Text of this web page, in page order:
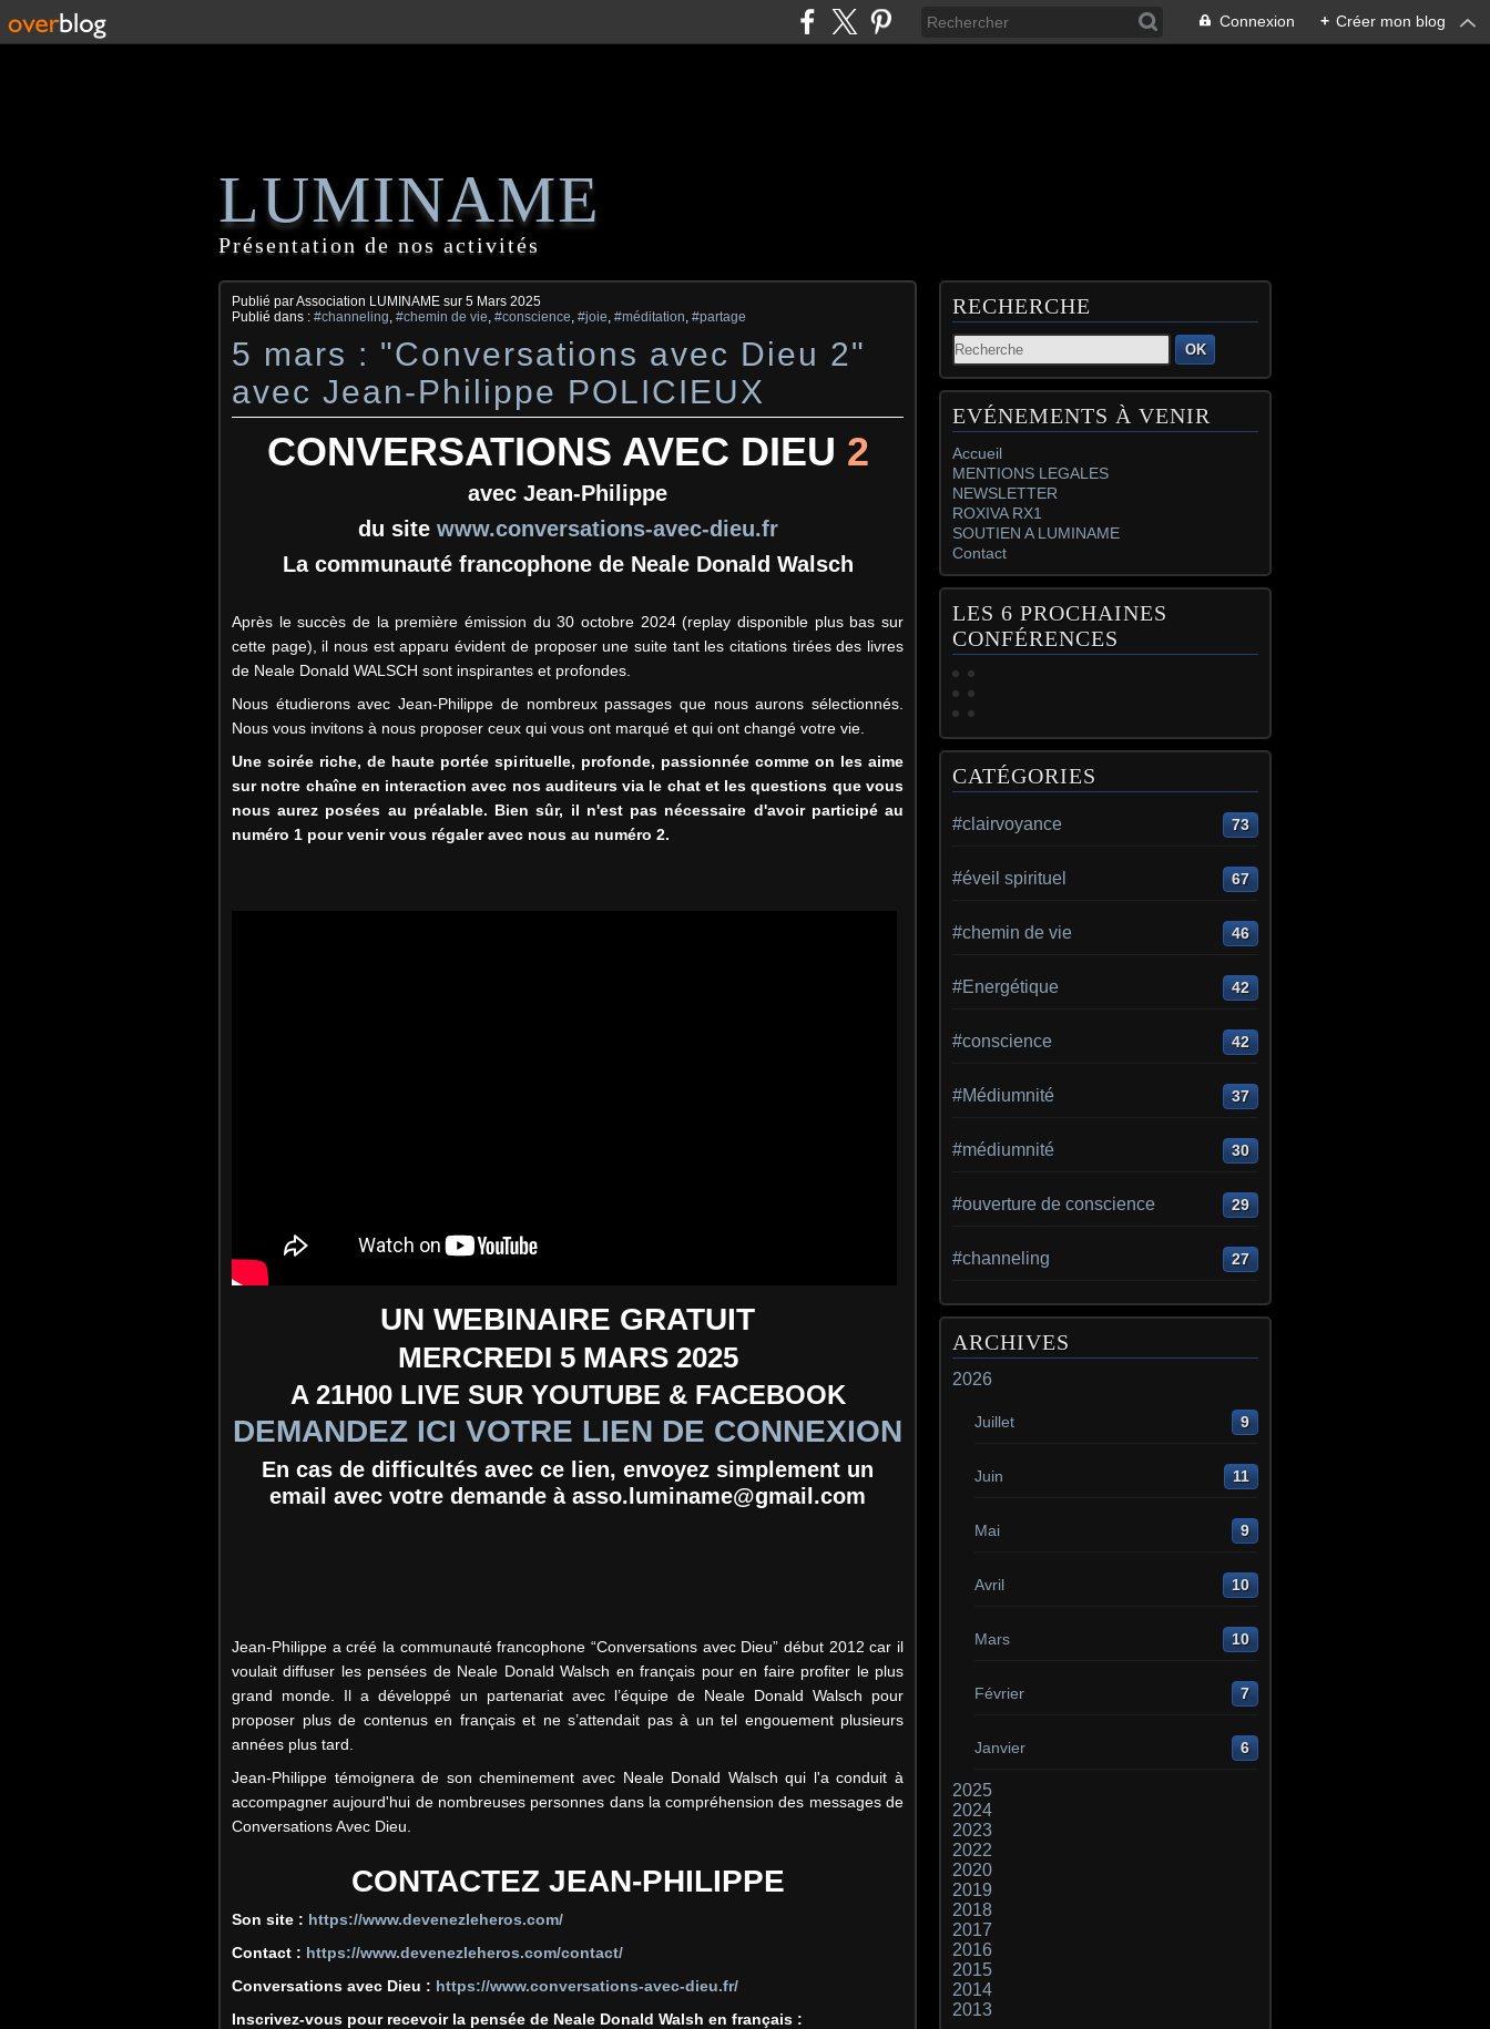
Connexion + Créer mon blog
LUMINAME
Présentation de nos activités
Publié par Association LUMINAME sur 5 Mars 2025
Publié dans : #channeling, #chemin de vie, #conscience, #joie, #méditation, #partage
5 mars : "Conversations avec Dieu 2"
avec Jean-Philippe POLICIEUX
CONVERSATIONS AVEC DIEU 2
avec Jean-Philippe
du site www.conversations-avec-dieu.fr
La communauté francophone de Neale Donald Walsch
Après le succès de la première émission du 30 octobre 2024 (replay disponible plus bas sur
cette page), il nous est apparu évident de proposer une suite tant les citations tirées des livres
de Neale Donald WALSCH sont inspirantes et profondes.
Nous étudierons avec Jean-Philippe de nombreux passages que nous aurons sélectionnés.
Nous vous invitons à nous proposer ceux qui vous ont marqué et qui ont changé votre vie.
Une soirée riche, de haute portée spirituelle, profonde, passionnée comme on les aime
sur notre chaîne en interaction avec nos auditeurs via le chat et les questions que vous
nous aurez posées au préalable. Bien sûr, il n'est pas nécessaire d'avoir participé au
numéro 1 pour venir vous régaler avec nous au numéro 2.
UN WEBINAIRE GRATUIT
MERCREDI 5 MARS 2025
A 21H00 LIVE SUR YOUTUBE & FACEBOOK
DEMANDEZ ICI VOTRE LIEN DE CONNEXION
En cas de difficultés avec ce lien, envoyez simplement un
email avec votre demande à asso.luminame@gmail.com
Jean-Philippe a créé la communauté francophone “Conversations avec Dieu” début 2012 car il
voulait diffuser les pensées de Neale Donald Walsch en français pour en faire profiter le plus
grand monde. Il a développé un partenariat avec l’équipe de Neale Donald Walsch pour
proposer plus de contenus en français et ne s’attendait pas à un tel engouement plusieurs
années plus tard.
Jean-Philippe témoignera de son cheminement avec Neale Donald Walsch qui l'a conduit à
accompagner aujourd'hui de nombreuses personnes dans la compréhension des messages de
Conversations Avec Dieu.
CONTACTEZ JEAN-PHILIPPE
Son site : https://www.devenezleheros.com/
Contact : https://www.devenezleheros.com/contact/
Conversations avec Dieu : https://www.conversations-avec-dieu.fr/
Inscrivez-vous pour recevoir la pensée de Neale Donald Walsh en français :
RECHERCHE
OK
EVÉNEMENTS À VENIR
Accueil
MENTIONS LEGALES
NEWSLETTER
ROXIVA RX1
SOUTIEN A LUMINAME
Contact
LES 6 PROCHAINES
CONFÉRENCES
CATÉGORIES
#clairvoyance 73
#éveil spirituel 67
#chemin de vie 46
#Energétique 42
#conscience 42
#Médiumnité 37
#médiumnité 30
#ouverture de conscience 29
#channeling 27
ARCHIVES
2026
Juillet 9
Juin 11
Mai 9
Avril 10
Mars 10
Février 7
Janvier 6
2025
2024
2023
2022
2020
2019
2018
2017
2016
2015
2014
2013